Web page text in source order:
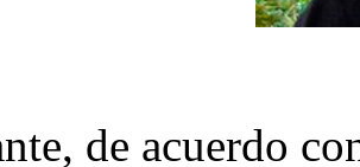
de acuerdo